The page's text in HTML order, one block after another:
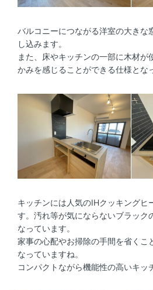
バルコニーにつながる洋室の大きな
し込みます。
また、床やキッチンの一部に木材が
かみを感じることができる仕様とな
キッチンには人気のIHクッキングヒ
す。汚れ等が気にならないブラック
なっています。
家事の心配やお掃除の手間を省くこ
なっていますね。
コンパクトながら機能性の高いキッ